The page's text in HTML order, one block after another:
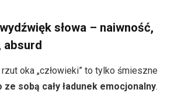
słowa – naiwność,
absurd
oka „człowieki” to tylko śmieszne
ze sobą cały ładunek emocjonalny.